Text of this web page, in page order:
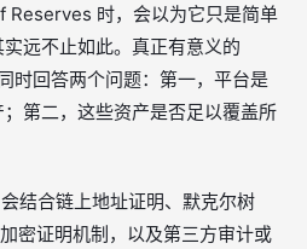
Reserves 时，会以为它只是简单
远不止如此。真正有意义的
时回答两个问题：第一，平台是
第二，这些资产是否足以覆盖所
结合链上地址证明、默克尔树
密证明机制，以及第三方审计或